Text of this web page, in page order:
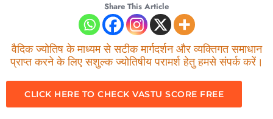
Share This Article
वैदिक ज्योतिष के माध्यम से सटीक मार्गदर्शन और व्यक्तिगत समाधान
प्राप्त करने के लिए सशुल्क ज्योतिषीय परामर्श हेतु हमसे संपर्क करें।
CLICK HERE TO CHECK VASTU SCORE FREE